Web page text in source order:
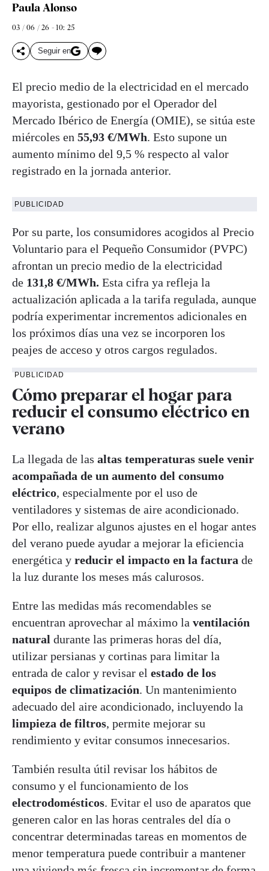
Paula Alonso
03 / 06 / 26 - 10: 25
Seguir en
El precio medio de la electricidad en el mercado
mayorista, gestionado por el Operador del
Mercado Ibérico de Energía (OMIE), se sitúa este
miércoles en 55,93 €/MWh. Esto supone un
aumento mínimo del 9,5 % respecto al valor
registrado en la jornada anterior.
PUBLICIDAD
Por su parte, los consumidores acogidos al Precio
Voluntario para el Pequeño Consumidor (PVPC)
afrontan un precio medio de la electricidad
de 131,8 €/MWh. Esta cifra ya refleja la
actualización aplicada a la tarifa regulada, aunque
podría experimentar incrementos adicionales en
los próximos días una vez se incorporen los
peajes de acceso y otros cargos regulados.
PUBLICIDAD
Cómo preparar el hogar para
reducir el consumo eléctrico en
verano
La llegada de las altas temperaturas suele venir
acompañada de un aumento del consumo
eléctrico, especialmente por el uso de
ventiladores y sistemas de aire acondicionado.
Por ello, realizar algunos ajustes en el hogar antes
del verano puede ayudar a mejorar la eficiencia
energética y reducir el impacto en la factura de
la luz durante los meses más calurosos.
Entre las medidas más recomendables se
encuentran aprovechar al máximo la ventilación
natural durante las primeras horas del día,
utilizar persianas y cortinas para limitar la
entrada de calor y revisar el estado de los
equipos de climatización. Un mantenimiento
adecuado del aire acondicionado, incluyendo la
limpieza de filtros, permite mejorar su
rendimiento y evitar consumos innecesarios.
También resulta útil revisar los hábitos de
consumo y el funcionamiento de los
electrodomésticos. Evitar el uso de aparatos que
generen calor en las horas centrales del día o
concentrar determinadas tareas en momentos de
menor temperatura puede contribuir a mantener